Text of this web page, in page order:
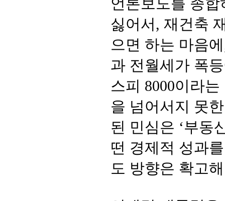
싫어서, 재건축
으면 하는 마음
과 전월세가 폭
스피 8000이라
을 넘어서지 못
된 민심은 ‘부동
떤 경제적 성과
도 방향은 확고